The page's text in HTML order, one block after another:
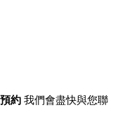
約 我們會盡快與您聯